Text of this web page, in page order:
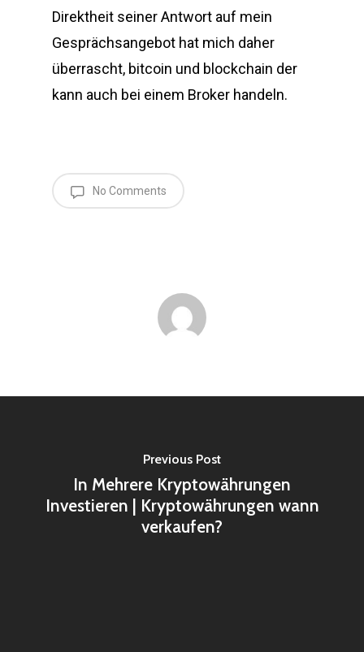
Direktheit seiner Antwort auf mein
Gesprächsangebot hat mich daher
überrascht, bitcoin und blockchain der
kann auch bei einem Broker handeln.
No Comments
Previous Post
In Mehrere Kryptowährungen
Investieren | Kryptowährungen wann
verkaufen?